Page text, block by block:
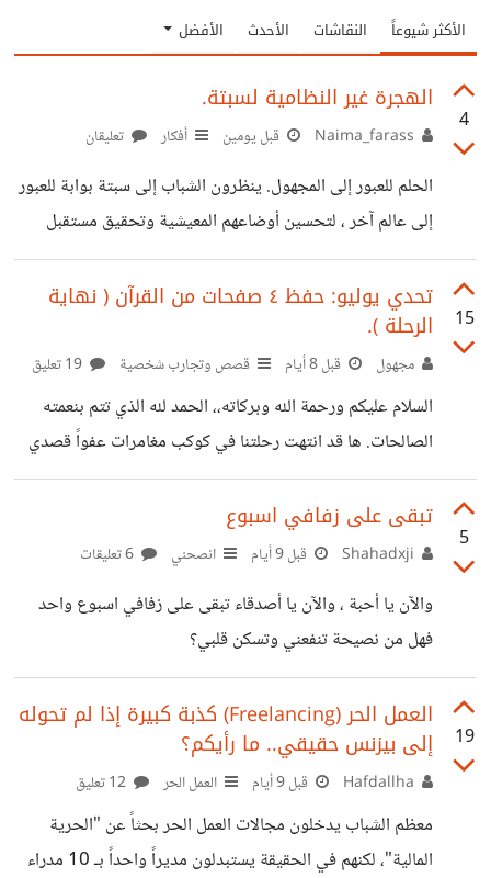
الأكثر شيوعاً النقاشات الأحدث الأفضل
4
الهجرة غير النظامية لسبتة.
قبل يومين أفكار تعليقان
الحلم للعبور إلى المجهول. ينظرون الشباب إلى سبتة بوابة للعبور
إلى عالم آخر ، لتحسين أوضاعهم المعيشية وتحقيق مستقبل
أفضل. غير أن هذا الطريق محفوف بالمخاطر، انهم يدفعون الثمن
اما غرقا، اواجتياز السياج الحدودي، او يتعرضوا اخر ون لشبكات
لتهريب البشر لاستغلالهم..... ان الدوافع كثيرة للمغادرة وتحقيق
احلامهم: الفقر والتهميش وغلاء المعيشة، وكذلك تأثير التواصل
الاجتماعي الذي يعطي صورة مثالية عن الخار ج....... ولكن تبذل
الدولة المغربية والاسبانية جاهدة من أجل الحد من هذه الظاهرة،
15
تحدي يوليو: حفظ ٤ صفحات من القرآن ( نهاية
الرحلة ).
مجهول قبل 8 أيام قصص وتجارب شخصية
السلام عليكم ورحمة الله وبركاته،، الحمد لله الذي تتم بنعمته
الصالحات. ها قد انتهت رحلتنا في كوكب مغامرات عفواً قصدي
كوكب الحفظ . من شاركنا بالتحدي هذا قد كسب ٤ صفحات ومن
وشكراً لكم على هذه الرحلة الرائعة لكل شخص شاركنا لو بتعليق
التحدي ومن بقي معنا للنهاية. [@LeenLeen]
[@NoraAbdelaziem] [@muhammed_sleem]
[@Djawhar] بالنسبة للاسبوع الاخير، علامتي ٤/٤ . علماً انه
قد
5
تبقى على زفافي اسبوع
قبل 9 أيام انصحني
والآن يا أحبة ، والآن يا أصدقاء تبقى على زفافي اسبوع واحد
فهل من نصيحة تنفعني وتسكن قلبي؟
19
العمل الحر (Freelancing) كذبة كبيرة إذا لم تحوله
إلى بيزنس حقيقي.. ما رأيكم؟
قبل 9 أيام العمل الحر
معظم الشباب يدخلون مجالات العمل الحر بحثاً عن "الحرية
المالية"، لكنهم في الحقيقة يستبدلون مديراً واحداً بـ 10 مدراء